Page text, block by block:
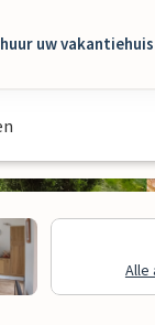
uw vakantiehuis
Alle